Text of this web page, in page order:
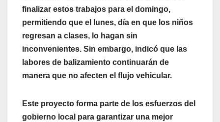
finalizar estos trabajos para el domingo,
permitiendo que el lunes, día en que los niños
regresan a clases, lo hagan sin
inconvenientes. Sin embargo, indicó que las
labores de balizamiento continuarán de
manera que no afecten el flujo vehicular.
Este proyecto forma parte de los esfuerzos del
gobierno local para garantizar una mejor